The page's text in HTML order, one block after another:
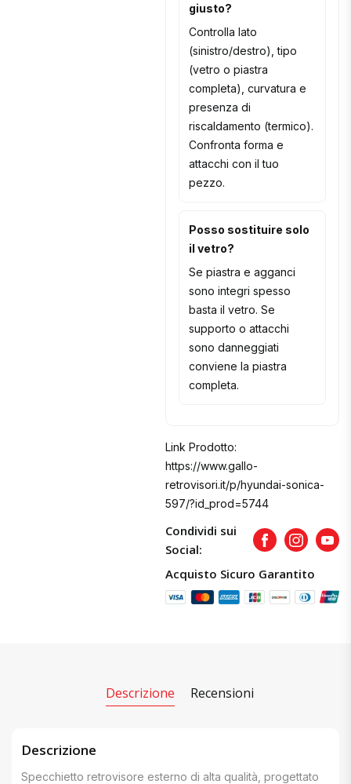
giusto?
Controlla lato
(sinistro/destro), tipo
(vetro o piastra
completa), curvatura e
presenza di
riscaldamento (termico).
Confronta forma e
attacchi con il tuo
pezzo.
Posso sostituire solo
il vetro?
Se piastra e agganci
sono integri spesso
basta il vetro. Se
supporto o attacchi
sono danneggiati
conviene la piastra
completa.
Link Prodotto:
https://www.gallo-
retrovisori.it/p/hyundai-sonica-
597/?id_prod=5744
Condividi sui
Social:
FacebookInstagram
Acquisto Sicuro Garantito
Descrizione Recensioni
Descrizione
Specchietto retrovisore esterno di alta qualità, progettato